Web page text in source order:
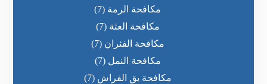
مكافحة الرمة (7)
مكافحة العثة (7)
مكافحة الفئران (7)
مكافحة النمل (7)
مكافحة بق الفراش (7)